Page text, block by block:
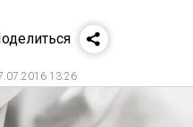
13:26